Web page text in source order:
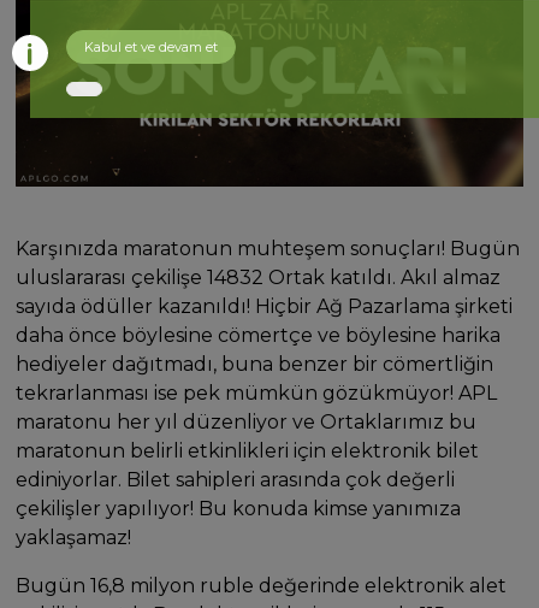
Karşınızda maratonun muhteşem sonuçları! Bugün
uluslararası çekilişe 14832 Ortak katıldı. Akıl almaz
sayıda ödüller kazanıldı! Hiçbir Ağ Pazarlama şirketi
daha önce böylesine cömertçe ve böylesine harika
hediyeler dağıtmadı, buna benzer bir cömertliğin
tekrarlanması ise pek mümkün gözükmüyor! APL
maratonu her yıl düzenliyor ve Ortaklarımız bu
maratonun belirli etkinlikleri için elektronik bilet
ediniyorlar. Bilet sahipleri arasında çok değerli
çekilişler yapılıyor! Bu konuda kimse yanımıza
yaklaşamaz!
Bugün 16,8 milyon ruble değerinde elektronik alet
Kabul et ve devam et